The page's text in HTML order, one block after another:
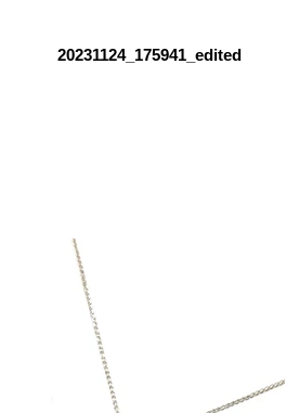
20231124_175941_edited